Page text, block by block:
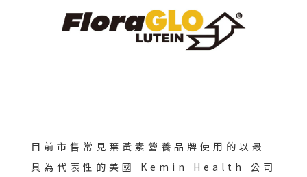
目前市售常見葉黃素營養品牌使用的以最
具為代表性的美國 Kemin Health 公司